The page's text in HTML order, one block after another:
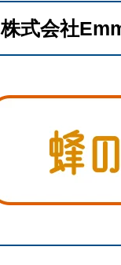
株式会社